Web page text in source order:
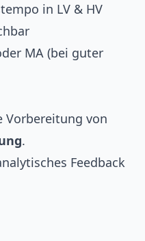
in LV & HV
MA (bei guter
Vorbereitung von
.
Feedback